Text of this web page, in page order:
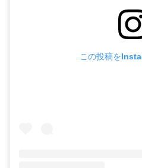
この投稿を